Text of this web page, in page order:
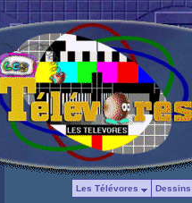
Les Télévores